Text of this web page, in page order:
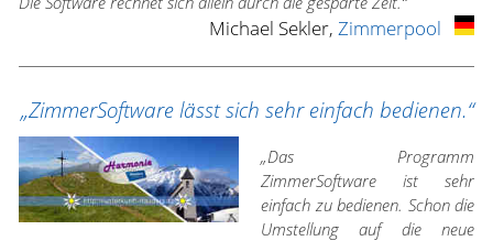
Michael Sekler, Zimmerpool
„ZimmerSoftware lässt sich sehr einfach bedienen.“
„Das Programm
ZimmerSoftware ist sehr
einfach zu bedienen. Schon die
Umstellung auf die neue